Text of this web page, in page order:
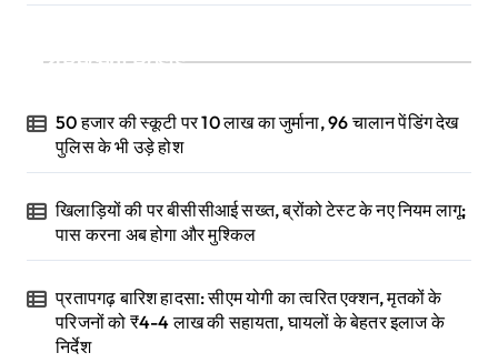
Recent Posts
50 हजार की स्कूटी पर 10 लाख का जुर्माना, 96 चालान पेंडिंग देख
पुलिस के भी उड़े होश
खिलाड़ियों की पर बीसीसीआई सख्त, ब्रोंको टेस्ट के नए नियम लागू;
पास करना अब होगा और मुश्किल
प्रतापगढ़ बारिश हादसा: सीएम योगी का त्वरित एक्शन, मृतकों के
परिजनों को ₹4-4 लाख की सहायता, घायलों के बेहतर इलाज के
निर्देश